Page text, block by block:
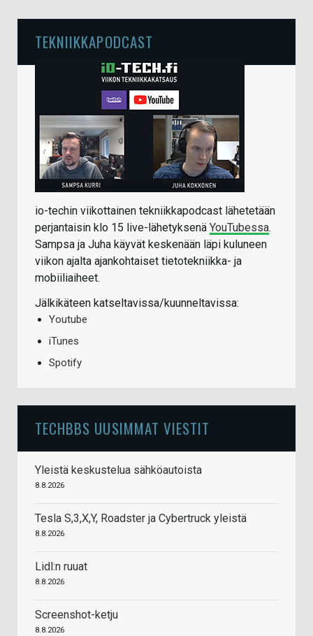
TEKNIIKKAPODCAST
io-techin viikottainen tekniikkapodcast lähetetään
perjantaisin klo 15 live-lähetyksenä YouTubessa.
Sampsa ja Juha käyvät keskenään läpi kuluneen
viikon ajalta ajankohtaiset tietotekniikka- ja
mobiiliaiheet.
Jälkikäteen katseltavissa/kuunneltavissa:
Youtube
iTunes
Spotify
TECHBBS UUSIMMAT VIESTIT
Yleistä keskustelua sähköautoista
8.8.2026
Tesla S,3,X,Y, Roadster ja Cybertruck yleistä
8.8.2026
Lidl:n ruuat
8.8.2026
Screenshot-ketju
8.8.2026